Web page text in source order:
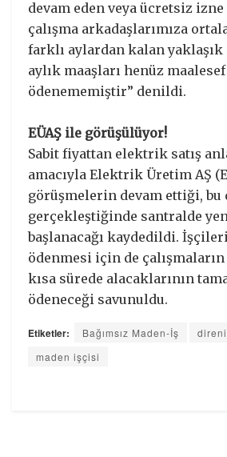
devam eden veya ücretsiz izne
çalışma arkadaşlarımıza
farklı aylardan kalan yaklaşık
aylık maaşları henüz maalesef
ödenememiştir” denildi.
EÜAŞ ile görüşülüyor!
Sabit fiyattan elektrik satış
amacıyla Elektrik Üretim AŞ
görüşmelerin devam ettiği, bu
gerçekleştiğinde santralde
başlanacağı kaydedildi.
ödenmesi için de
kısa sürede alacaklarının
ödeneceği savunuldu.
Etiketler: Bağımsız Maden-İş
maden işçisi